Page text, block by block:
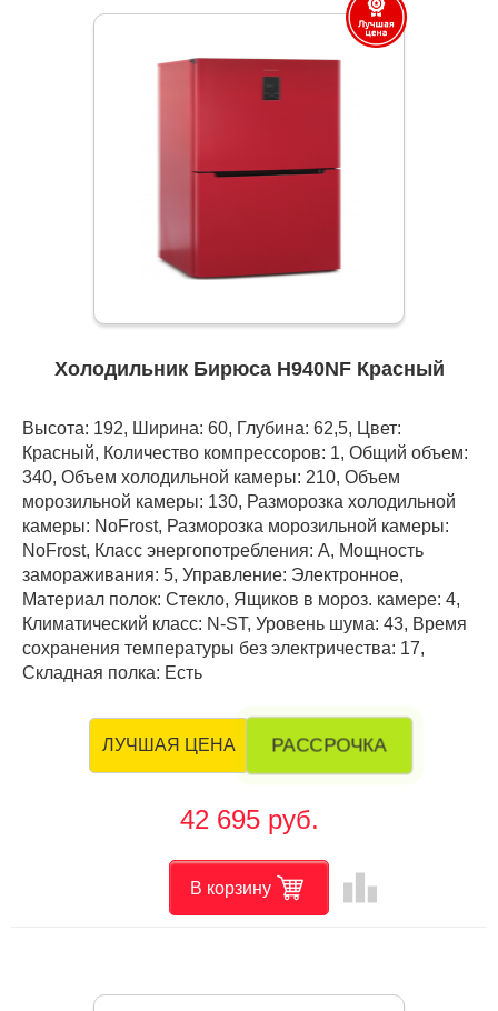
Холодильник Бирюса H940NF Красный
Высота: 192, Ширина: 60, Глубина: 62,5, Цвет:
Красный, Количество компрессоров: 1, Общий объем:
340, Объем холодильной камеры: 210, Объем
морозильной камеры: 130, Разморозка холодильной
камеры: NoFrost, Разморозка морозильной камеры:
NoFrost, Класс энергопотребления: А, Мощность
замораживания: 5, Управление: Электронное,
Материал полок: Стекло, Ящиков в мороз. камере: 4,
Климатический класс: N-ST, Уровень шума: 43, Время
сохранения температуры без электричества: 17,
Складная полка: Есть
ЛУЧШАЯ ЦЕНА РАССРОЧКА
42 695 руб.
В корзину leaderboard